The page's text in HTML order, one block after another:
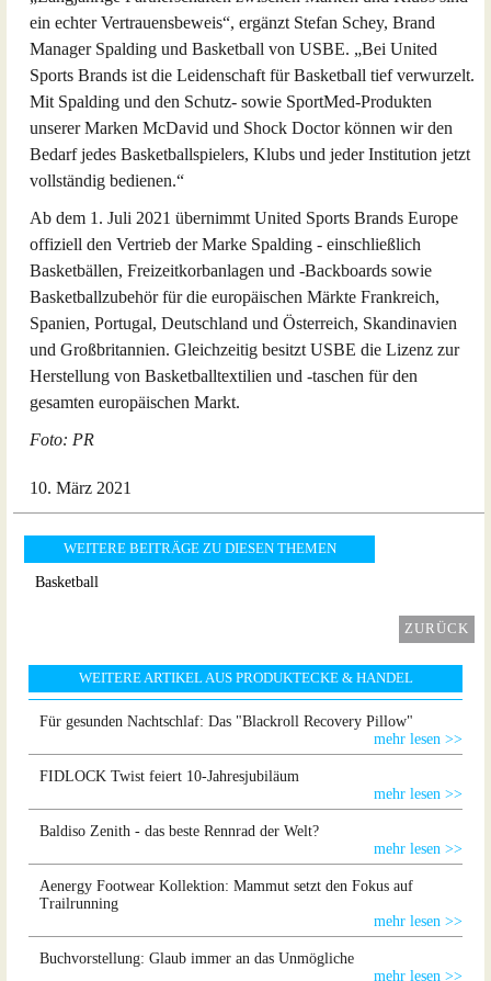
ein echter Vertrauensbeweis“, ergänzt Stefan Schey, Brand
Manager Spalding und Basketball von USBE. „Bei United
Sports Brands ist die Leidenschaft für Basketball tief verwurzelt.
Mit Spalding und den Schutz- sowie SportMed-Produkten
unserer Marken McDavid und Shock Doctor können wir den
Bedarf jedes Basketballspielers, Klubs und jeder Institution jetzt
vollständig bedienen.“
Ab dem 1. Juli 2021 übernimmt United Sports Brands Europe
offiziell den Vertrieb der Marke Spalding - einschließlich
Basketbällen, Freizeitkorbanlagen und -Backboards sowie
Basketballzubehör für die europäischen Märkte Frankreich,
Spanien, Portugal, Deutschland und Österreich, Skandinavien
und Großbritannien. Gleichzeitig besitzt USBE die Lizenz zur
Herstellung von Basketballtextilien und -taschen für den
gesamten europäischen Markt.
Foto: PR
10. März 2021
WEITERE BEITRÄGE ZU DIESEN THEMEN
Basketball
ZURÜCK
WEITERE ARTIKEL AUS PRODUKTECKE & HANDEL
Für gesunden Nachtschlaf: Das "Blackroll Recovery Pillow"
mehr lesen >>
FIDLOCK Twist feiert 10-Jahresjubiläum
mehr lesen >>
Baldiso Zenith - das beste Rennrad der Welt?
mehr lesen >>
Aenergy Footwear Kollektion: Mammut setzt den Fokus auf
Trailrunning
mehr lesen >>
Buchvorstellung: Glaub immer an das Unmögliche
mehr lesen >>